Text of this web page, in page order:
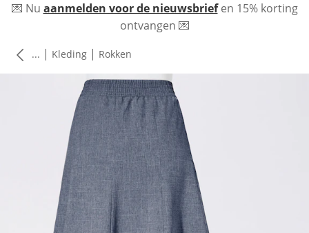
💌 Nu aanmelden voor de nieuwsbriefen 15% korting
ontvangen 💌
... | Kleding | Rokken